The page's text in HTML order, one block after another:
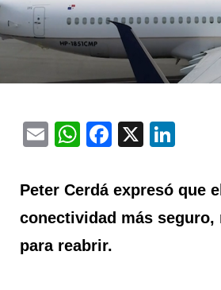
EmailWhatsApp
Facebook
X
Peter Cerdá expresó que
conectividad más
para reabrir.